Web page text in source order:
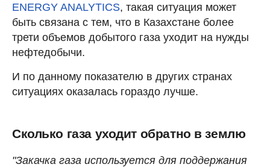
ENERGY ANALYTICS, такая ситуация может
быть связана с тем, что в Казахстане более
трети объемов добытого газа уходит на нужды
нефтедобычи.
И по данному показателю в других странах
ситуациях оказалась гораздо лучше.
Сколько газа уходит обратно в землю
"Закачка газа используется для поддержания